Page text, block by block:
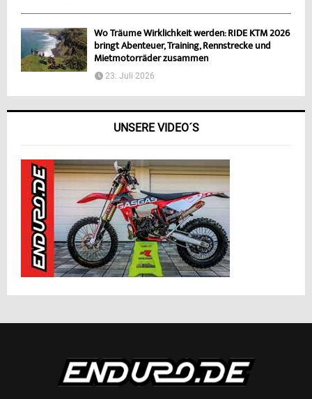
Wo Träume Wirklichkeit werden: RIDE KTM 2026
bringt Abenteuer, Training, Rennstrecke und
Mietmotorräder zusammen
23. Juli 2026
UNSERE VIDEO´S